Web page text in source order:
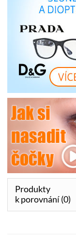
Produkty
k porovnání (0)